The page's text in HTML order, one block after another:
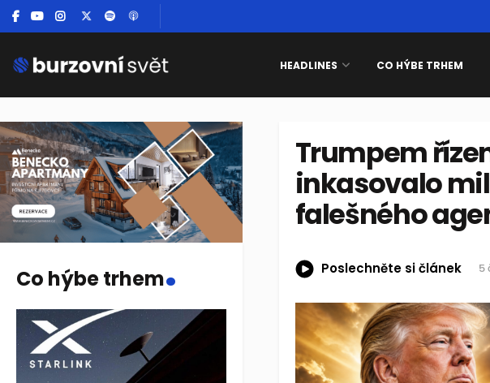
HEADLINES CO HÝBE TRHEM
Trumpem
inkasovalo
falešného
Poslechněte si článek 5
Co hýbe trhem.